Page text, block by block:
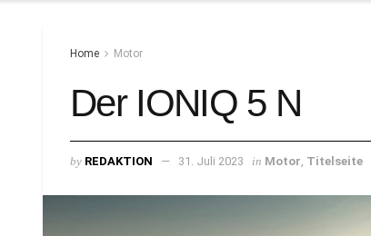
Home Motor
Der IONIQ 5 N
by REDAKTION 31. Juli 2023 in Motor Titelseite